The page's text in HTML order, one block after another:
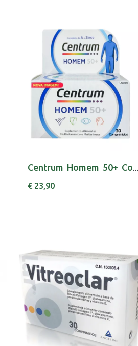
Centrum Homem 50+ Comp X 30 comps
€ 23,90